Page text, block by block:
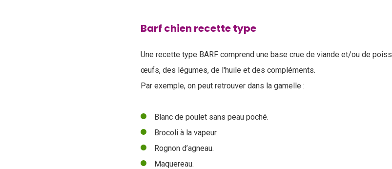
Barf chien recette type
Une recette type BARF comprend une base crue de viande et/ou de
œufs, des légumes, de l'huile et des compléments.
Par exemple, on peut retrouver dans la gamelle :
Blanc de poulet sans peau poché.
Brocoli à la vapeur.
Rognon d’agneau.
Maquereau.